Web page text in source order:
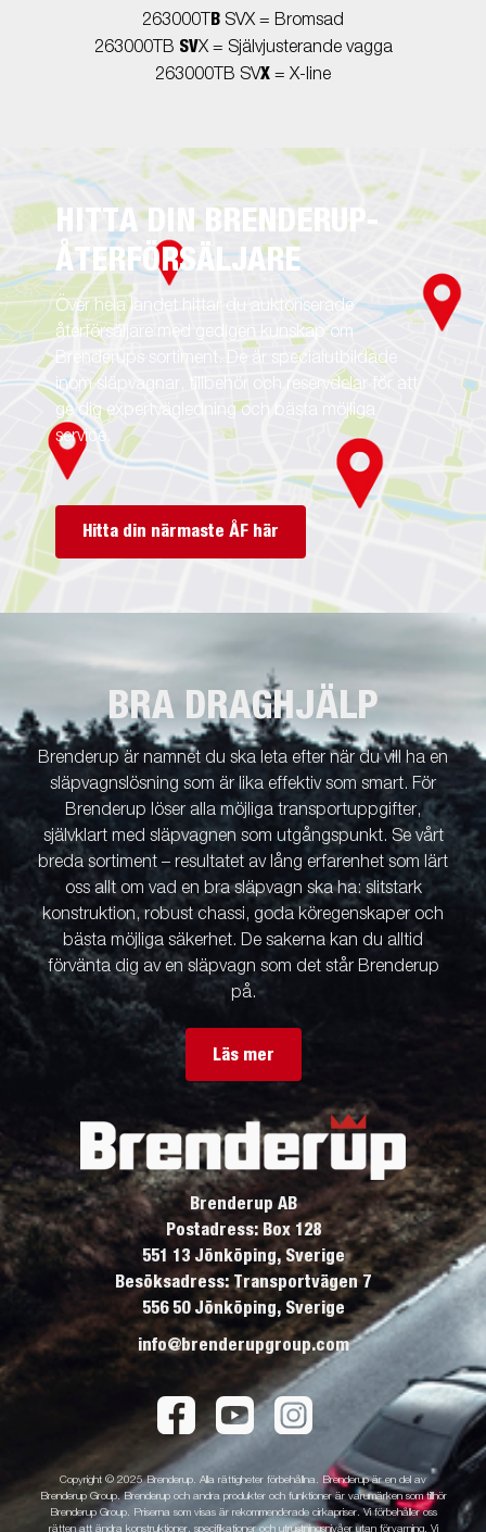
263000T
B SVX = Bromsad
263000TB SVX = Självjusterande vagga
263000TB SVX = X-line
HITTA DIN BRENDERUP-
ÅTERFÖRSÄLJARE
Över hela landet hittar du auktoriserade
återförsäljare med gedigen kunskap om
Brenderups sortiment. De är specialutbildade
inom släpvagnar, tillbehör och reservdelar för att
ge dig expertvägledning och bästa möjliga
service.
Hitta din närmaste ÅF här
BRA DRAGHJÄLP
Brenderup är namnet du ska leta efter när du vill ha en
släpvagnslösning som är lika effektiv som smart. För
Brenderup löser alla möjliga transportuppgifter,
självklart med släpvagnen som utgångspunkt. Se vårt
breda sortiment – resultatet av lång erfarenhet som lärt
oss allt om vad en bra släpvagn ska ha: slitstark
konstruktion, robust chassi, goda köregenskaper och
bästa möjliga säkerhet. De sakerna kan du alltid
förvänta dig av en släpvagn som det står Brenderup
på.
Läs mer
Brenderup AB
Postadress: Box 128
551 13 Jönköping, Sverige
Besöksadress: Transportvägen 7
556 50 Jönköping, Sverige
info@brenderupgroup.com
Copyright © 2025 Brenderup. Alla rättigheter förbehållna. Brenderup är en del av
Brenderup Group. Brenderup och andra produkter och funktioner är varumärken som tillhör
Brenderup Group. Priserna som visas är rekommenderade cirkapriser. Vi förbehåller oss
rätten att ändra konstruktioner, specifikationer och utrustningsnivåer utan förvarning. Vi